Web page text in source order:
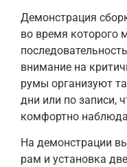
Демонстрация
во время которого
внимание на
румы организуют
дни или по записи,
комфортно
На демонстрации
рам и установка